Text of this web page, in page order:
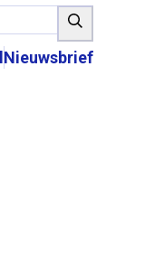
Nieuwsbrief
Zoeken